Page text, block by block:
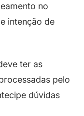
no
intenção de
ter as
pelo
dúvidas